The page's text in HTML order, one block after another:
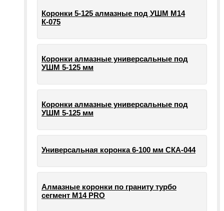
Коронки 5-125 алмазные под УШМ М14
К-075
Коронки алмазные универсальные под
УШМ 5-125 мм
Коронки алмазные универсальные под
УШМ 5-125 мм
Универсальная коронка 6-100 мм СКА-044
Алмазные коронки по граниту турбо
сегмент М14 PRO